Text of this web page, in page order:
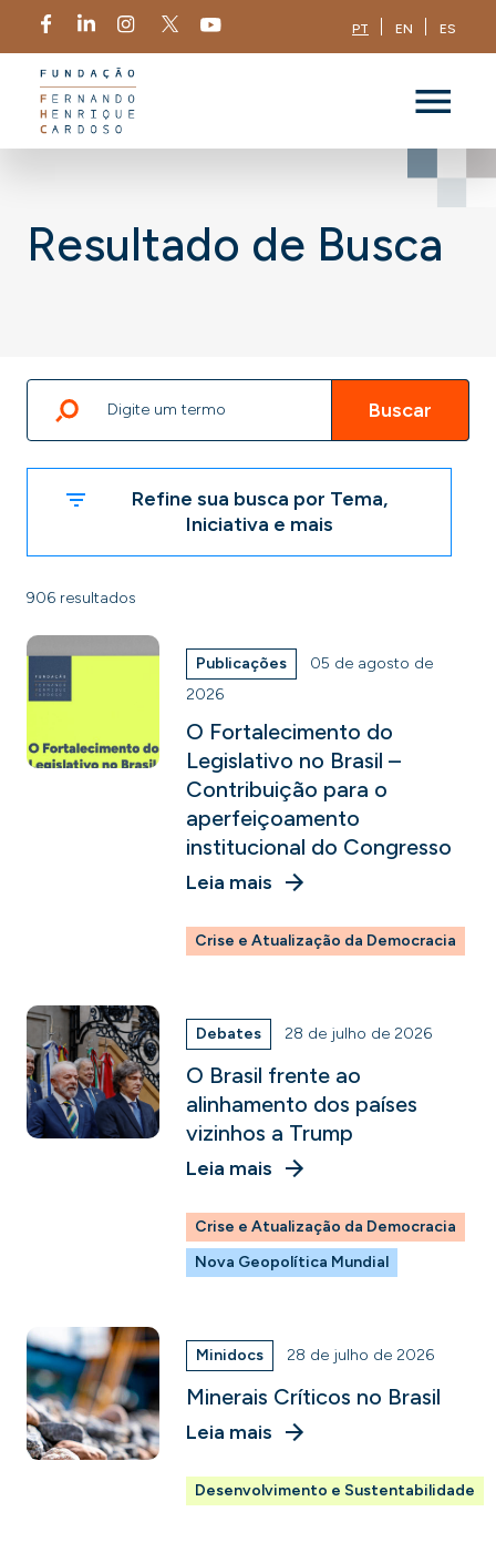
PT EN ES
Resultado de Busca
Buscar
Refine sua busca por Tema,
Iniciativa e mais
906 resultados
Publicações
05 de agosto de
2026
O Fortalecimento do
Legislativo no Brasil –
Contribuição para o
aperfeiçoamento
institucional do Congresso
Leia mais
Crise e Atualização da Democracia
Debates 28 de julho de 2026
O Brasil frente ao
alinhamento dos países
vizinhos a Trump
Leia mais
Crise e Atualização da Democracia
Nova Geopolítica Mundial
Minidocs 28 de julho de 2026
Minerais Críticos no Brasil
Leia mais
Desenvolvimento e Sustentabilidade